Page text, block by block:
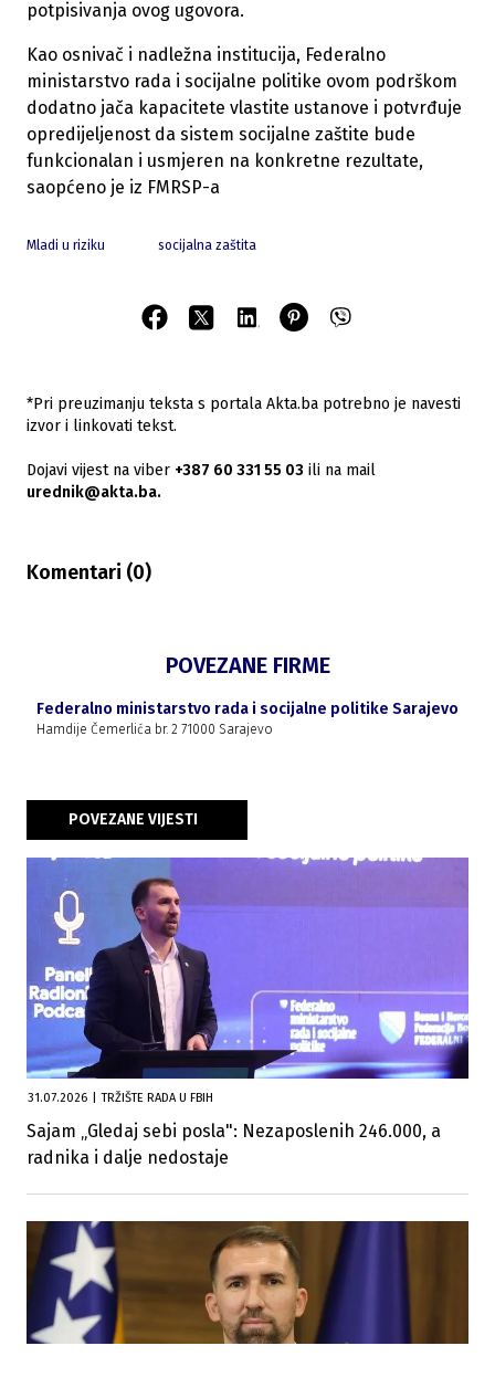
potpisivanja ovog ugovora.
Kao osnivač i nadležna institucija, Federalno
ministarstvo rada i socijalne politike ovom podrškom
dodatno jača kapacitete vlastite ustanove i potvrđuje
opredijeljenost da sistem socijalne zaštite bude
funkcionalan i usmjeren na konkretne rezultate,
saopćeno je iz FMRSP-a
Mladi u riziku socijalna zaštita
*Pri preuzimanju teksta s portala Akta.ba potrebno je navesti
izvor i linkovati tekst.
Dojavi vijest na viber +387 60 331 55 03 ili na mail
urednik@akta.ba.
Komentari (0)
POVEZANE FIRME
Federalno ministarstvo rada i socijalne politike Sarajevo
Hamdije Čemerlića br. 2 71000 Sarajevo
POVEZANE VIJESTI
31.07.2026 TRŽIŠTE RADA U FBIH
Sajam „Gledaj sebi posla": Nezaposlenih 246.000, a
radnika i dalje nedostaje